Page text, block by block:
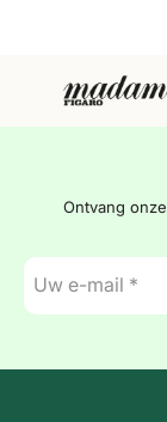
Ontvang
E-
mail
*